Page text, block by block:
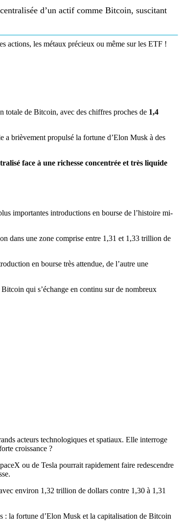
d’un actif comme Bitcoin, suscitant
actions, les métaux précieux ou même sur les ETF !
totale de Bitcoin, avec des chiffres proches de 1,4
a brièvement propulsé la fortune d’Elon Musk à des
face à une richesse concentrée et très liquide
importantes introductions en bourse de l’histoire mi-
dans une zone comprise entre 1,31 et 1,33 trillion de
en bourse très attendue, de l’autre une
qui s’échange en continu sur de nombreux
acteurs technologiques et spatiaux. Elle interroge
croissance ?
ou de Tesla pourrait rapidement faire redescendre
environ 1,32 trillion de dollars contre 1,30 à 1,31
: la fortune d’Elon Musk et la capitalisation de Bitcoin